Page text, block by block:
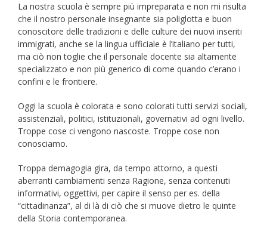
La nostra scuola è sempre più impreparata e non mi risulta
che il nostro personale insegnante sia poliglotta e buon
conoscitore delle tradizioni e delle culture dei nuovi inseriti
immigrati, anche se la lingua ufficiale è l’italiano per tutti,
ma ciò non toglie che il personale docente sia altamente
specializzato e non più generico di come quando c’erano i
confini e le frontiere.
Oggi la scuola è colorata e sono colorati tutti servizi sociali,
assistenziali, politici, istituzionali, governativi ad ogni livello.
Troppe cose ci vengono nascoste. Troppe cose non
conosciamo.
Troppa demagogia gira, da tempo attorno, a questi
aberranti cambiamenti senza Ragione, senza contenuti
informativi, oggettivi, per capire il senso per es. della
“cittadinanza”, al di là di ciò che si muove dietro le quinte
della Storia contemporanea.